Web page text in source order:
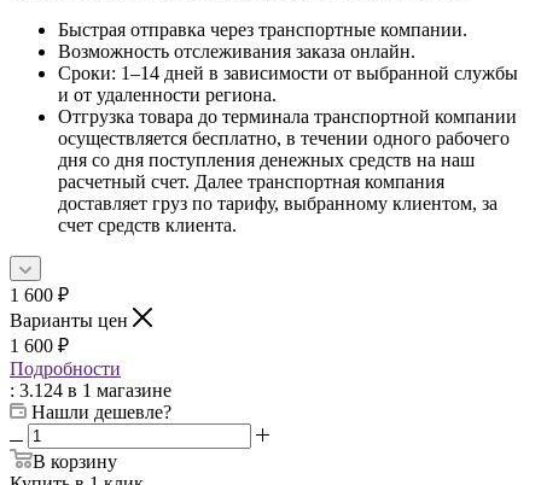
Быстрая отправка через транспортные компании.
Возможность отслеживания заказа онлайн.
Сроки: 1–14 дней в зависимости от выбранной службы
и от удаленности региона.
Отгрузка товара до терминала транспортной компании
осуществляется бесплатно, в течении одного рабочего
дня со дня поступления денежных средств на наш
расчетный счет. Далее транспортная компания
доставляет груз по тарифу, выбранному клиентом, за
счет средств клиента.
1 600 ₽
Варианты цен
1 600 ₽
Подробности
: 3.124 в 1 магазине
Нашли дешевле?
В корзину